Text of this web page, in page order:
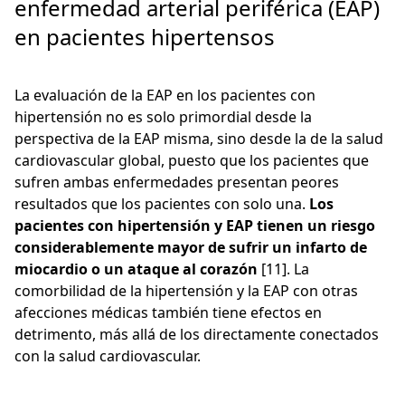
enfermedad arterial periférica (EAP)
en pacientes hipertensos
La evaluación de la EAP en los pacientes con
hipertensión no es solo primordial desde la
perspectiva de la EAP misma, sino desde la de la salud
cardiovascular global, puesto que los pacientes que
sufren ambas enfermedades presentan peores
resultados que los pacientes con solo una. Los
pacientes con hipertensión y EAP tienen un riesgo
considerablemente mayor de sufrir un infarto de
miocardio o un ataque al corazón [11]. La
comorbilidad de la hipertensión y la EAP con otras
afecciones médicas también tiene efectos en
detrimento, más allá de los directamente conectados
con la salud cardiovascular.